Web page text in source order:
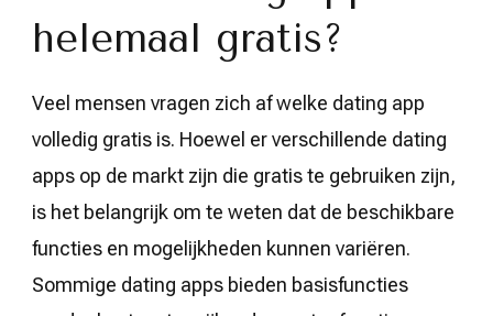
helemaal gratis?
Veel mensen vragen zich af welke dating app
volledig gratis is. Hoewel er verschillende dating
apps op de markt zijn die gratis te gebruiken zijn,
is het belangrijk om te weten dat de beschikbare
functies en mogelijkheden kunnen variëren.
Sommige dating apps bieden basisfuncties